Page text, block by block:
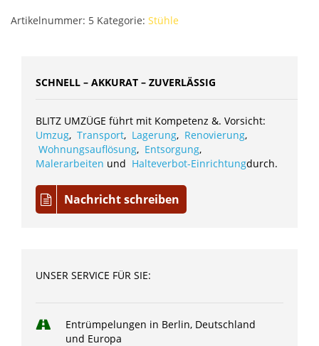
Artikelnummer: 5 Kategorie: Stühle
SCHNELL – AKKURAT – ZUVERLÄSSIG
BLITZ UMZÜGE führt mit Kompetenz &. Vorsicht:
Umzug, Transport, Lagerung, Renovierung,
Wohnungsauflösung, Entsorgung,
Malerarbeiten und Halteverbot-Einrichtungdurch.
Nachricht schreiben
UNSER SERVICE FÜR SIE:
Entrümpelungen in Berlin, Deutschland
und Europa